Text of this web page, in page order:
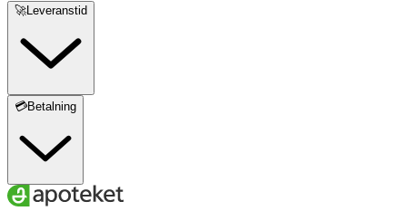
🚀Leveranstid
💳Betalning